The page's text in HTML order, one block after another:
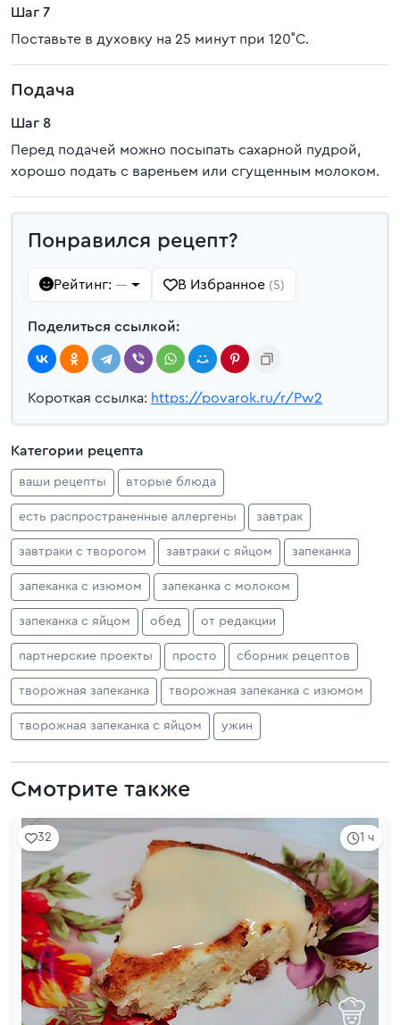
Шаг 7
Поставьте в духовку на 25 минут при 120˚C.
Подача
Шаг 8
Перед подачей можно посыпать сахарной пудрой,
хорошо подать с вареньем или сгущенным молоком.
Понравился рецепт?
Рейтинг: — В Избранное (5)
Поделиться ссылкой:
Короткая ссылка: https://povarok.ru/r/Pw2
Категории рецепта
ваши рецепты вторые блюда
есть распространенные аллергены завтрак
завтраки с творогом завтраки с яйцом запеканка
запеканка с изюмом запеканка с молоком
запеканка с яйцом обед от редакции
партнерские проекты просто сборник рецептов
творожная запеканка творожная запеканка с изюмом
творожная запеканка с яйцом ужин
Смотрите также
1 ч
32